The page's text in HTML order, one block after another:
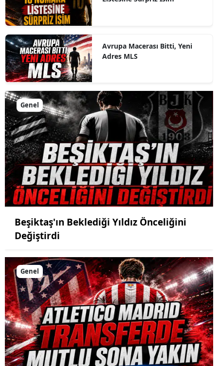
Avrupa Macerası Bitti, Yeni
Adres MLS
Genel
Beşiktaş'ın Beklediği Yıldız Önceliğini
Değiştirdi
Genel